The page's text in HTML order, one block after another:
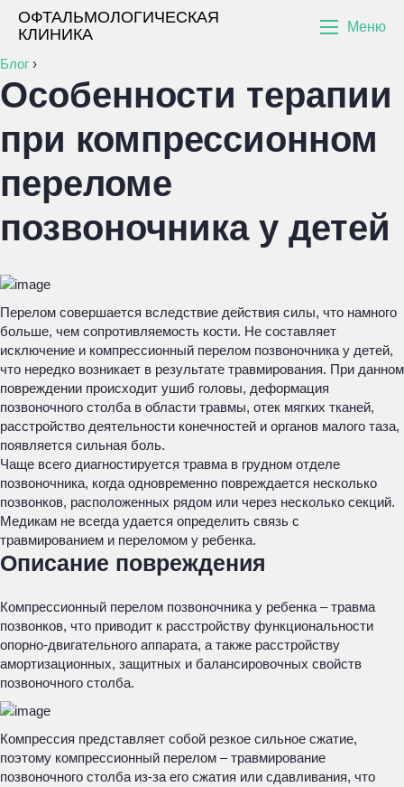
ОФТАЛЬМОЛОГИЧЕСКАЯ
КЛИНИКА
Меню
Блог ›
Особенности терапии
при компрессионном
переломе
позвоночника у детей
Перелом совершается вследствие действия силы, что намного
больше, чем сопротивляемость кости. Не составляет
исключение и компрессионный перелом позвоночника у детей,
что нередко возникает в результате травмирования. При данном
повреждении происходит ушиб головы, деформация
позвоночного столба в области травмы, отек мягких тканей,
расстройство деятельности конечностей и органов малого таза,
появляется сильная боль.
Чаще всего диагностируется травма в грудном отделе
позвоночника, когда одновременно повреждается несколько
позвонков, расположенных рядом или через несколько секций.
Медикам не всегда удается определить связь с
травмированием и переломом у ребенка.
Описание повреждения
Компрессионный перелом позвоночника у ребенка – травма
позвонков, что приводит к расстройству функциональности
опорно-двигательного аппарата, а также расстройству
амортизационных, защитных и балансировочных свойств
позвоночного столба.
Компрессия представляет собой резкое сильное сжатие,
поэтому компрессионный перелом – травмирование
позвоночного столба из-за его сжатия или сдавливания, что